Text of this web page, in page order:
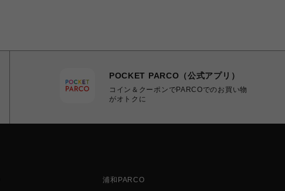
POCKET PARCO（公式アプリ）
コイン＆クーポンでPARCOでのお買い物
がオトクに
浦和PARCO